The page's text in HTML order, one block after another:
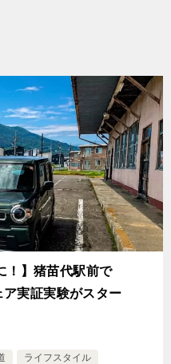
！】猪苗代駅前で
ア実証実験がスター
ライフスタイル